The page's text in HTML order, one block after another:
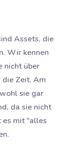
Assets, die
Wir kennen
nicht über
die Zeit. Am
sie gar
da sie nicht
es mit "alles